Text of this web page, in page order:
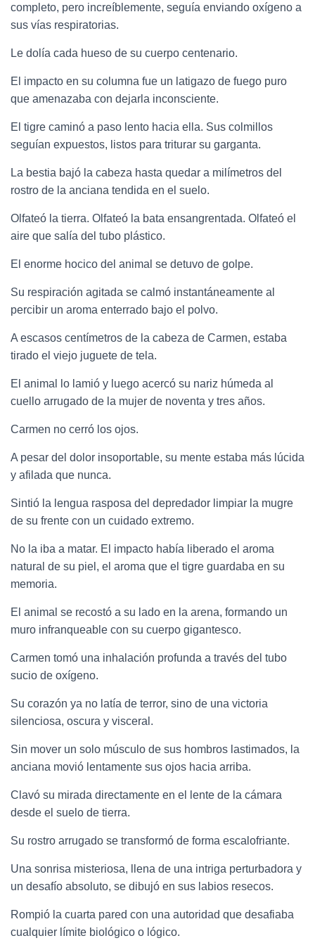
completo, pero increíblemente, seguía enviando oxígeno a
sus vías respiratorias.
Le dolía cada hueso de su cuerpo centenario.
El impacto en su columna fue un latigazo de fuego puro
que amenazaba con dejarla inconsciente.
El tigre caminó a paso lento hacia ella. Sus colmillos
seguían expuestos, listos para triturar su garganta.
La bestia bajó la cabeza hasta quedar a milímetros del
rostro de la anciana tendida en el suelo.
Olfateó la tierra. Olfateó la bata ensangrentada. Olfateó el
aire que salía del tubo plástico.
El enorme hocico del animal se detuvo de golpe.
Su respiración agitada se calmó instantáneamente al
percibir un aroma enterrado bajo el polvo.
A escasos centímetros de la cabeza de Carmen, estaba
tirado el viejo juguete de tela.
El animal lo lamió y luego acercó su nariz húmeda al
cuello arrugado de la mujer de noventa y tres años.
Carmen no cerró los ojos.
A pesar del dolor insoportable, su mente estaba más lúcida
y afilada que nunca.
Sintió la lengua rasposa del depredador limpiar la mugre
de su frente con un cuidado extremo.
No la iba a matar. El impacto había liberado el aroma
natural de su piel, el aroma que el tigre guardaba en su
memoria.
El animal se recostó a su lado en la arena, formando un
muro infranqueable con su cuerpo gigantesco.
Carmen tomó una inhalación profunda a través del tubo
sucio de oxígeno.
Su corazón ya no latía de terror, sino de una victoria
silenciosa, oscura y visceral.
Sin mover un solo músculo de sus hombros lastimados, la
anciana movió lentamente sus ojos hacia arriba.
Clavó su mirada directamente en el lente de la cámara
desde el suelo de tierra.
Su rostro arrugado se transformó de forma escalofriante.
Una sonrisa misteriosa, llena de una intriga perturbadora y
un desafío absoluto, se dibujó en sus labios resecos.
Rompió la cuarta pared con una autoridad que desafiaba
cualquier límite biológico o lógico.